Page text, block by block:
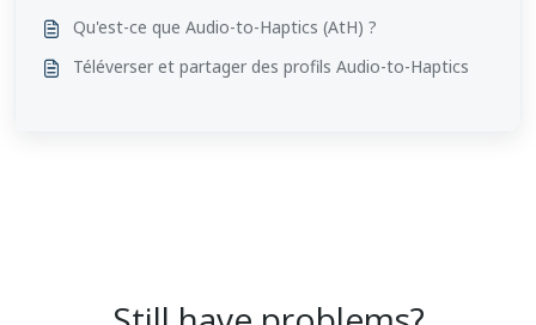
Qu'est-ce que Audio-to-Haptics (AtH) ?
Téléverser et partager des profils Audio-to-Haptics